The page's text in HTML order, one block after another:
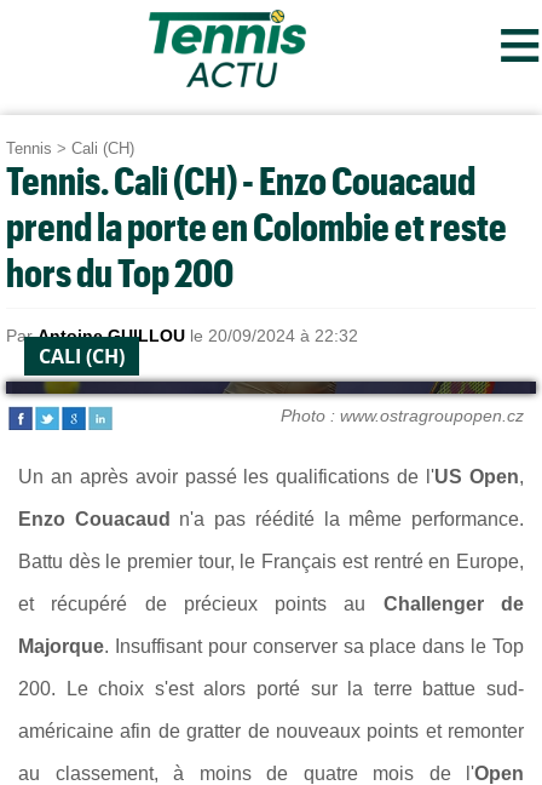
≡
Tennis > Cali (CH)
Tennis. Cali (CH) - Enzo Couacaud
prend la porte en Colombie et reste
hors du Top 200
ParAntoine GUILLOU le 20/09/2024 à 22:32
CALI (CH)
Photo : www.ostragroupopen.cz
Un an après avoir passé les qualifications de l'US Open,
Enzo Couacaud n'a pas réédité la même performance.
Battu dès le premier tour, le Français est rentré en Europe,
et récupéré de précieux points au Challenger de
Majorque. Insuffisant pour conserver sa place dans le Top
200. Le choix s'est alors porté sur la terre battue sud-
américaine afin de gratter de nouveaux points et remonter
au classement, à moins de quatre mois de l'Open